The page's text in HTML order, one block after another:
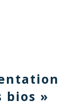
bios »